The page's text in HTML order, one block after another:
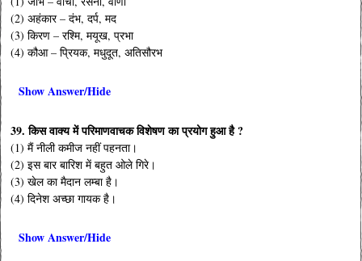
(2) अहंकार – दंभ, दर्प, मद
(3) किरण – रश्मि, मयूख, प्रभा
(4) कौआ – प्रियक, मधुदूत, अतिसौरभ
Show Answer/Hide
39. किस वाक्य में परिमाणवाचक विशेषण का प्रयोग हुआ है ?
(1) मैं नीली कमीज नहीं पहनता।
(2) इस बार बारिश में बहुत ओले गिरे।
(3) खेल का मैदान लम्बा है।
(4) दिनेश अच्छा गायक है।
Show Answer/Hide